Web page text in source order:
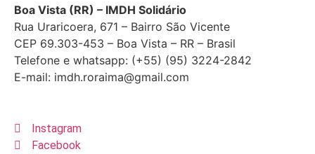
Boa Vista (RR) – IMDH Solidário
Rua Uraricoera, 671 – Bairro São Vicente
CEP 69.303-453 – Boa Vista – RR – Brasil
Telefone e whatsapp: (+55) (95) 3224-2842
E-mail: imdh.roraima@gmail.com
Instagram
Facebook